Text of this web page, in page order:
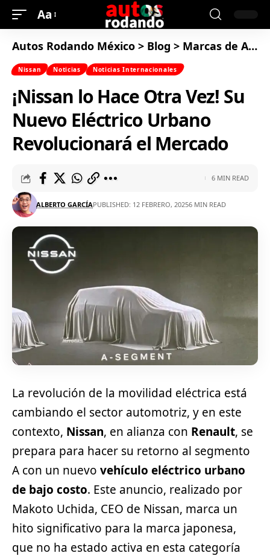
Aa
Autos Rodando México > Blog > Marcas de Autos
Nissan Noticias Noticias Internacionales
¡Nissan lo Hace Otra Vez! Su
Nuevo Eléctrico Urbano
Revolucionará el Mercado
ALBERTO GARCÍAPUBLISHED: 12 FEBRERO, 20256 MIN READ
6 MIN READ
La revolución de la movilidad eléctrica está
cambiando el sector automotriz, y en este
contexto, Nissan, en alianza con Renault, se
prepara para hacer su retorno al segmento
A con un nuevo vehículo eléctrico urbano
de bajo costo. Este anuncio, realizado por
Makoto Uchida, CEO de Nissan, marca un
hito significativo para la marca japonesa,
que no ha estado activa en esta categoría